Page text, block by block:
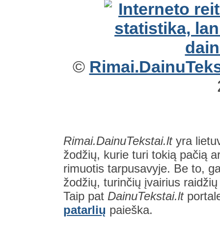
©
Rimai.DainuTekstai.ltyra
žodžių, kurie turi tokią pačią
rimuotis tarpusavyje. Be to,
žodžių, turinčių įvairius
Taip pat DainuTekstai.lt
patarlių paieška.